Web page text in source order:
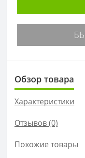
Обзор товара
Характеристики
Отзывов (0)
Похожие товары